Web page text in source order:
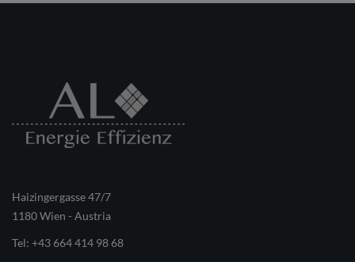
Haizingergasse 47/7
1180 Wien - Austria
Tel: +43 664 414 98 68